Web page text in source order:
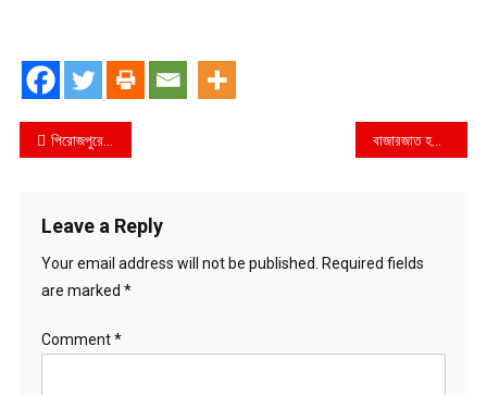
Post
পিরোজপুরে চলছে শারদীয় দূর্গাপূজার শেষ সময়ের প্রস্ততি বাজারজাত হচ্ছে নিষিদ্ধ ওষুধ
Leave a Reply
Your email address will not be published.
Required fields
are marked *
Comment*